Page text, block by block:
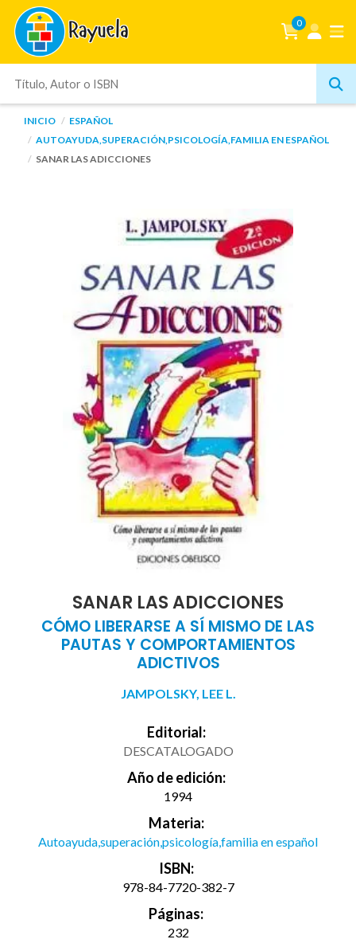
0
INICIO
ESPAÑOL
AUTOAYUDA,SUPERACIÓN,PSICOLOGÍA,FAMILIA EN ESPAÑOL
SANAR LAS ADICCIONES
SANAR LAS ADICCIONES
CÓMO LIBERARSE A SÍ MISMO DE LAS
PAUTAS Y COMPORTAMIENTOS
ADICTIVOS
JAMPOLSKY, LEE L.
Editorial:
DESCATALOGADO
Año de edición:
1994
Materia:
Autoayuda,superación,psicología,familia en español
ISBN:
978-84-7720-382-7
Páginas:
232